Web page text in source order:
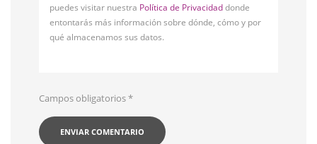
puedes visitar nuestra Política de Privacidaddonde
entontarás más información sobre dónde, cómo y por
qué almacenamos sus datos.
Campos obligatorios*